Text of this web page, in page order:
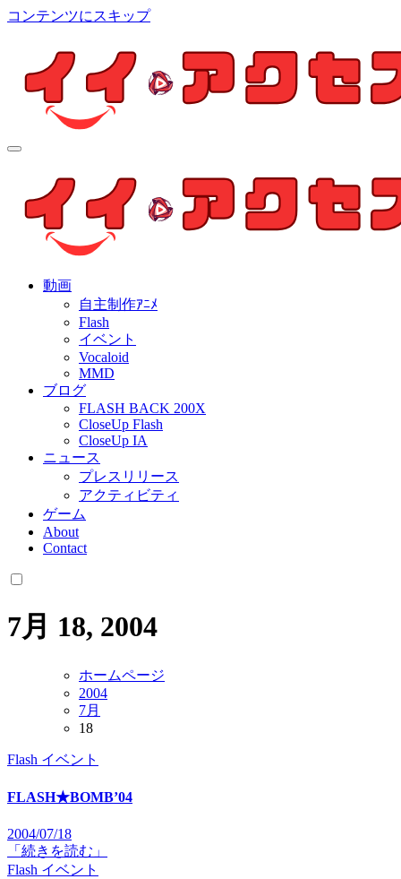
コンテンツにスキップ
個人制作アニメを中心とした動画紹介ブログ
動画
自主制作ｱﾆﾒ
Flash
イベント
Vocaloid
MMD
ブログ
FLASH BACK 200X
CloseUp Flash
CloseUp IA
ニュース
プレスリリース
アクティビティ
ゲーム
About
Contact
7月 18, 2004
ホームページ
2004
7月
18
Flash イベント
FLASH★BOMB’04
2004/07/18
「続きを読む」
Flash イベント